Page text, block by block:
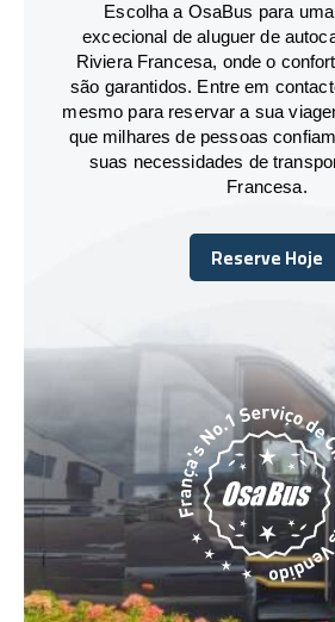
Escolha a OsaBus para
excecional de aluguer de
Riviera Francesa, onde o
são garantidos. Entre em
mesmo para reservar a sua
que milhares de pessoas
suas necessidades de
Francesa.
Reserve Hoje
Reserve Hoje